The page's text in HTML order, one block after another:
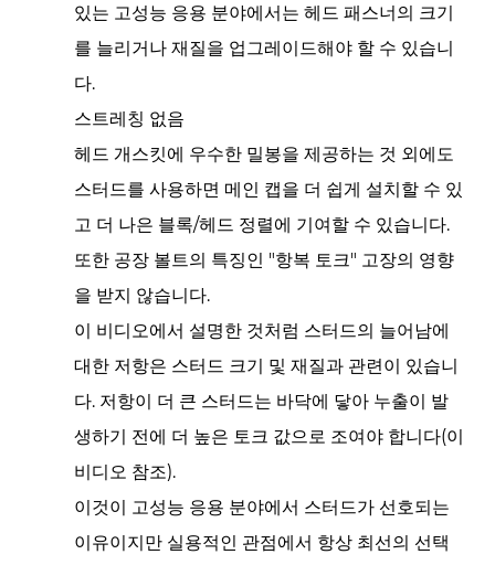
있는 고성능 응용 분야에서는 헤드 패스너의 크기
를 늘리거나 재질을 업그레이드해야 할 수 있습니
다.
스트레칭 없음
헤드 개스킷에 우수한 밀봉을 제공하는 것 외에도
스터드를 사용하면 메인 캡을 더 쉽게 설치할 수 있
고 더 나은 블록/헤드 정렬에 기여할 수 있습니다.
또한 공장 볼트의 특징인 "항복 토크" 고장의 영향
을 받지 않습니다.
이 비디오에서 설명한 것처럼 스터드의 늘어남에
대한 저항은 스터드 크기 및 재질과 관련이 있습니
다. 저항이 더 큰 스터드는 바닥에 닿아 누출이 발
생하기 전에 더 높은 토크 값으로 조여야 합니다(이
비디오 참조).
이것이 고성능 응용 분야에서 스터드가 선호되는
이유이지만 실용적인 관점에서 항상 최선의 선택